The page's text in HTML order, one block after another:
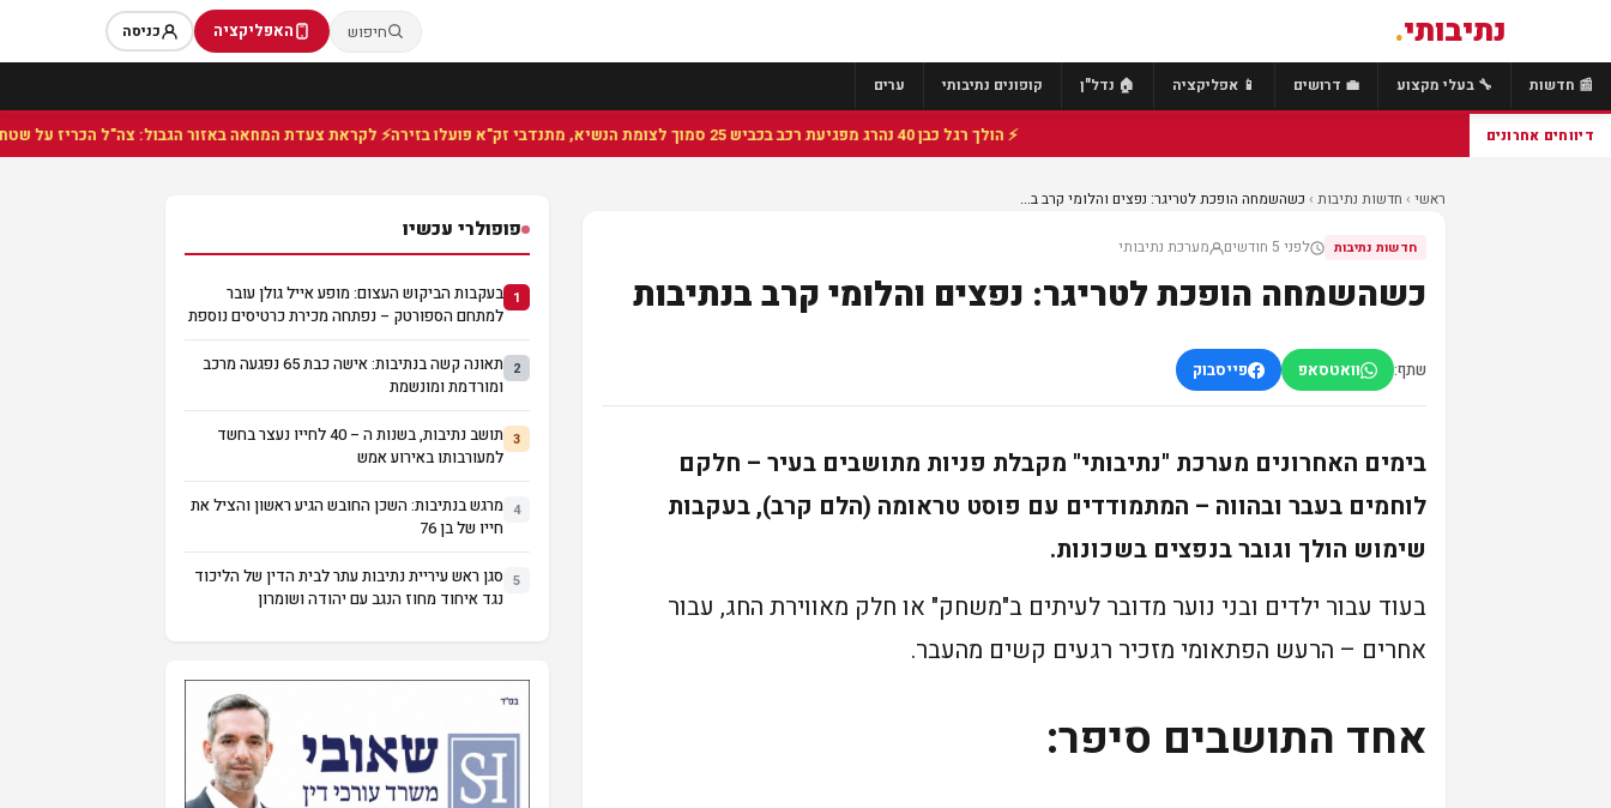
נתיבותי. חיפוש האפליקציה כניסה
📰 חדשות 🔧 בעלי מקצוע 💼 דרושים 📱 אפליקציה 🏠 נדל"ן קופונים נתיבותי ערים
דיווחים אחרונים ⚡ הולך רגל כבן 40 נהרג מפגיעת רכב בכביש 25 סמוך לצומת הנשיא, מתנדבי זק"א פועלו בזירה ⚡ לקראת צעדת המחאה באזור הגבול: צה"ל הכריז על שטח צבאי
ראשי › חדשות נתיבות › כשהשמחה הופכת לטריגר: נפצים והלומי קרב ב...
חדשות נתיבות לפני 5 חודשים מערכת נתיבותי
כשהשמחה הופכת לטריגר: נפצים והלומי קרב בנתיבות
שתף: וואטסאפ פייסבוק
בימים האחרונים מערכת "נתיבותי" מקבלת פניות מתושבים בעיר – חלקם
לוחמים בעבר ובהווה – המתמודדים עם פוסט טראומה (הלם קרב), בעקבות
שימוש הולך וגובר בנפצים בשכונות.
בעוד עבור ילדים ובני נוער מדובר לעיתים ב"משחק" או חלק מאווירת החג, עבור
אחרים – הרעש הפתאומי מזכיר רגעים קשים מהעבר.
אחד התושבים סיפר:
פופולרי עכשיו
1 בעקבות הביקוש העצום: מופע אייל גולן עובר
למתחם הספורטק – נפתחה מכירת כרטיסים נוספת
2
תאונה קשה בנתיבות: אישה כבת 65 נפגעה מרכב
ומורדמת ומונשמת
3
תושב נתיבות, בשנות ה – 40 לחייו נעצר בחשד
למעורבותו באירוע אמש
4 מרגש בנתיבות: השכן החובש הגיע ראשון והציל את
חייו של בן 76
5 סגן ראש עיריית נתיבות עתר לבית הדין של הליכוד
נגד איחוד מחוז הנגב עם יהודה ושומרון